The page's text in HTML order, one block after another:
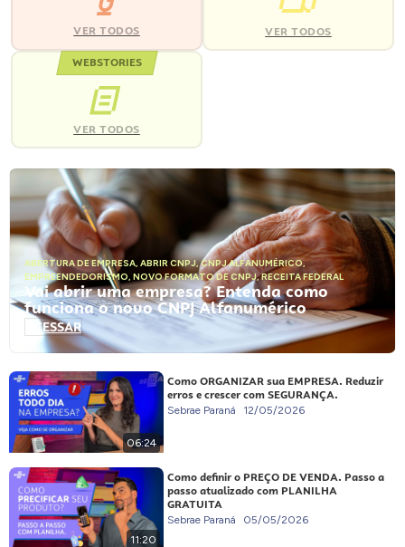
VER TODOS VER TODOS
WEBSTORIES
VER TODOS
ABERTURA DE EMPRESA, ABRIR CNPJ,CNPJ ALFANUMÉRICO,
EMPREENDEDORISMO, NOVO FORMATO DE CNPJ,RECEITA FEDERAL
Vai abrir uma empresa? Entenda como
funciona o novo CNPJ Alfanumérico
ACESSAR
06:24
Como ORGANIZAR sua EMPRESA. Reduzir
erros e crescer com SEGURANÇA.
Sebrae Paraná 12/05/2026
11:20
Como definir o PREÇO DE VENDA. Passo a
passo atualizado com PLANILHA
GRATUITA
Sebrae Paraná 05/05/2026